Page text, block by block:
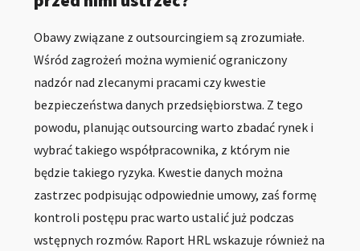
Obawy związane z outsourcingiem są zrozumiałe.
Wśród zagrożeń można wymienić ograniczony
nadzór nad zlecanymi pracami czy kwestie
bezpieczeństwa danych przedsiębiorstwa. Z tego
powodu, planując outsourcing warto zbadać rynek i
wybrać takiego współpracownika, z którym nie
będzie takiego ryzyka. Kwestie danych można
zastrzec podpisując odpowiednie umowy, zaś formę
kontroli postępu prac warto ustalić już podczas
wstępnych rozmów. Raport HRL wskazuje również na